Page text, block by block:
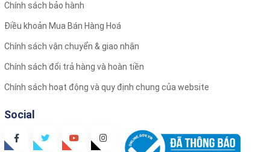
Chính sách bảo hành
Điều khoản Mua Bán Hàng Hoá
Chính sách vận chuyển & giao nhận
Chính sách đổi trả hàng và hoàn tiền
Chính sách hoạt động và quy định chung của website
Social